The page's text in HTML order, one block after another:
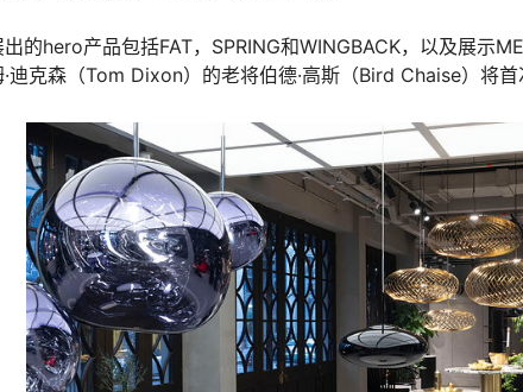
的hero产品包括FAT，SPRING和WINGBACK，以及展示
迪克森（Tom Dixon）的老将伯德·高斯（Bird Chaise）将首